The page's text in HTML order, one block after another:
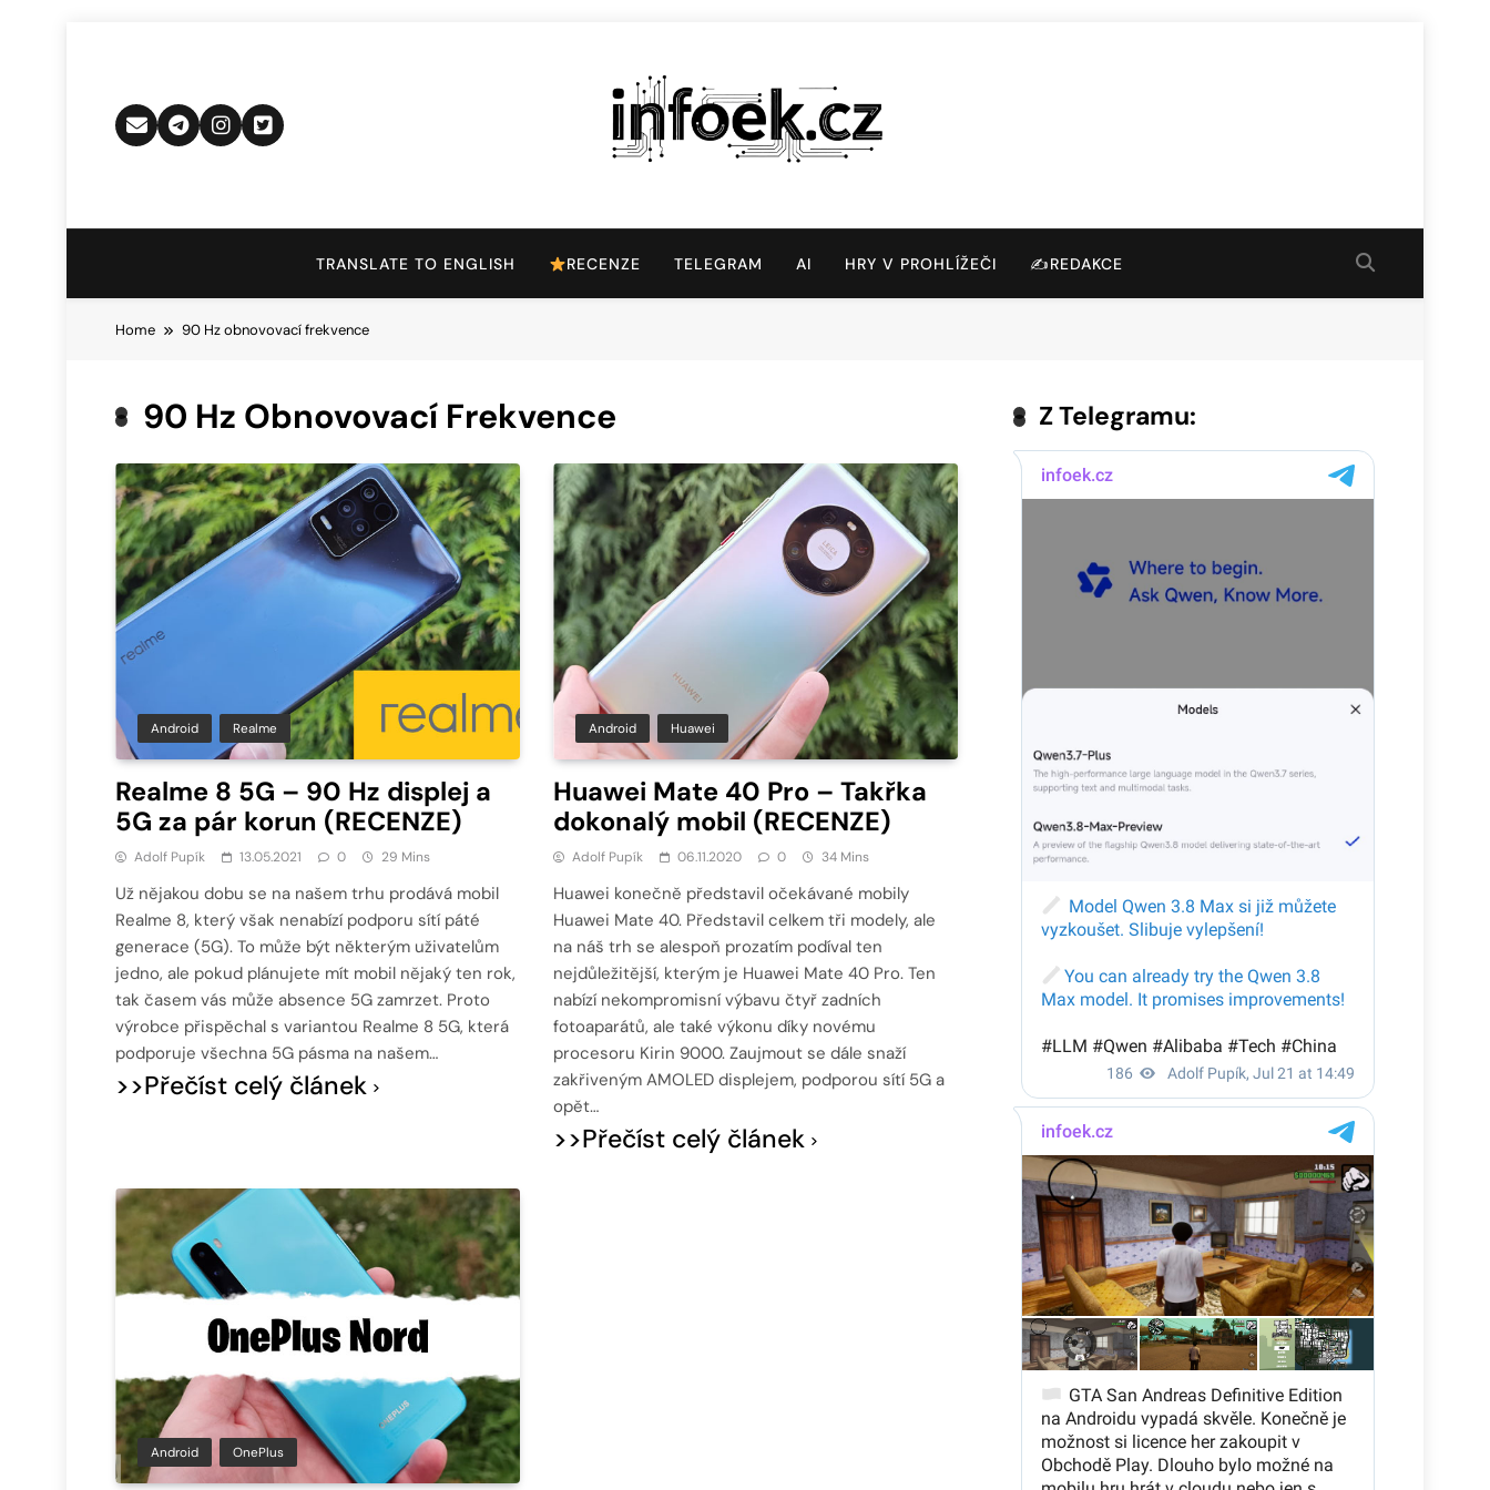
Infoek.cz
TRANSLATE TO ENGLISH RECENZE TELEGRAM AI HRY V PROHLÍŽEČI ✍️REDAKCE
Home 90 Hz obnovovací frekvence
90 Hz Obnovovací Frekvence
Android Realme
Realme 8 5G – 90 Hz displej a
5G za pár korun (RECENZE)
Adolf Pupík 13.05.2021 0 29 Mins
Už nějakou dobu se na našem trhu prodává mobil
Realme 8, který však nenabízí podporu sítí páté
generace (5G). To může být některým uživatelům
jedno, ale pokud plánujete mít mobil nějaký ten rok,
tak časem vás může absence 5G zamrzet. Proto
výrobce přispěchal s variantou Realme 8 5G, která
podporuje všechna 5G pásma na našem…
>>Přečíst celý článek
Android Huawei
Huawei Mate 40 Pro – Takřka
dokonalý mobil (RECENZE)
Adolf Pupík 06.11.2020 0 34 Mins
Huawei konečně představil očekávané mobily
Huawei Mate 40. Představil celkem tři modely, ale
na náš trh se alespoň prozatím podíval ten
nejdůležitější, kterým je Huawei Mate 40 Pro. Ten
nabízí nekompromisní výbavu čtyř zadních
fotoaparátů, ale také výkonu díky novému
procesoru Kirin 9000. Zaujmout se dále snaží
zakřiveným AMOLED displejem, podporou sítí 5G a
opět…
>>Přečíst celý článek
Android OnePlus
Z Telegramu: